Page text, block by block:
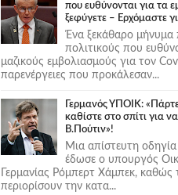
που ευθύνονται για τα
ξεφύγετε – Ερχόμαστε
Ένα ξεκάθαρο μήνυμα
πολιτικούς που
μαζικούς εμβολιασμούς για τον
παρενέργειες που προκάλεσαν...
Γερμανός ΥΠΟΙΚ:
καθίστε στο σπίτι για
Β.Πούτιν»!
Μια απίστευτη
έδωσε ο υπουργός
Γερμανίας Ρόμπερτ Χάμπεκ, καθώς
περιορίσουν την κατα...